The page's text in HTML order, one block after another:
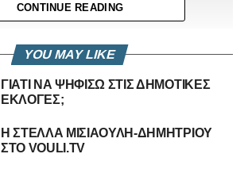
CONTINUE READING
YOU MAY LIKE
ΓΙΑΤΙ ΝΑ ΨΗΦΙΣΩ ΣΤΙΣ ΔΗΜΟΤΙΚΕΣ
ΕΚΛΟΓΕΣ;
Η ΣΤΕΛΛΑ ΜΙΣΙΑΟΥΛΗ-ΔΗΜΗΤΡΙΟΥ
ΣΤΟ VOULI.TV